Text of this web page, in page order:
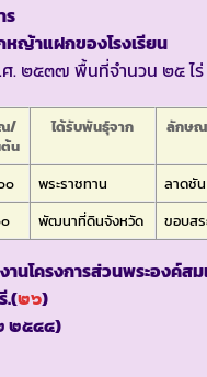
ร
ญ้าแฝกของโรงเรียน
.ศ. ๒๕๓๗ พื้นที่จำนวน ๒๕ ไร่
/
น
ได้รับพันธุ์จาก ลักษณ
๐ พระราชทาน ลาดชัน
พัฒนาที่ดินจังหวัด ขอบสร
านโครงการส่วนพระองค์ส
.(๒๖)
๒๕๔๔)